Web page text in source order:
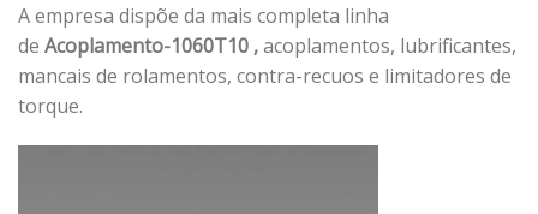
A empresa dispõe da mais completa linha
de Acoplamento-1060T10 ,acoplamentos, lubrificantes,
mancais de rolamentos, contra-recuos e limitadores de
torque.